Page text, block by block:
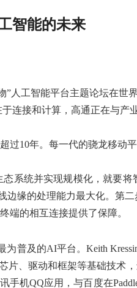
智能的未来
”人工智能平台主题论坛在
连接和计算，高通正在与产
10年。每一代的骁龙移动
系统并实现规模化，就要
缘的处理能力最大化。第
端的相互连接提供了保障。
及的AI平台。Keith
、驱动和框架等基础技术
机QQ应用，与百度在